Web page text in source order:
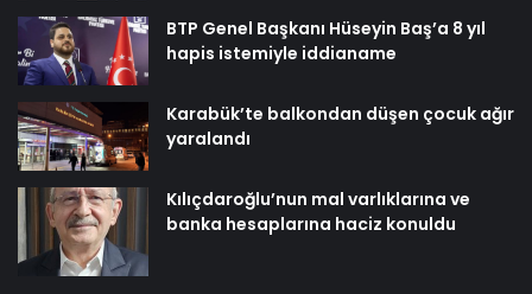
BTP Genel Başkanı Hüseyin Baş’a 8 yıl
hapis istemiyle iddianame
Karabük’te balkondan düşen çocuk ağır
yaralandı
Kılıçdaroğlu’nun mal varlıklarına ve
banka hesaplarına haciz konuldu